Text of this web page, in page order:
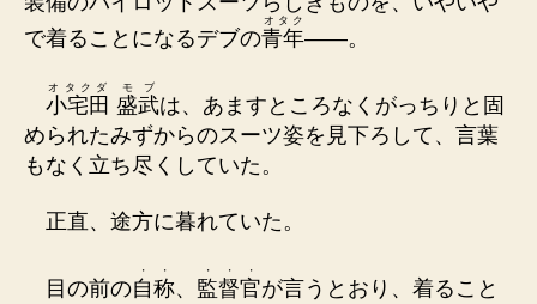
で着ることになるデブの青年
オタク
――。
小宅田
オタクダ
盛武
モブ
は、あますところなくがっちりと固
められたみずからのスーツ姿を見下ろして、言葉
もなく立ち尽くしていた。
正直、途方に暮れていた。
目の前の自
・
称
・
、 監
・
督
・
官
・
が言うとおり、着ること